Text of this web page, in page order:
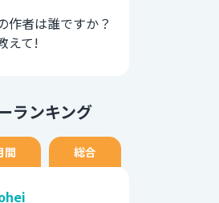
作者は誰ですか？
えて!
ランキング
間 総合